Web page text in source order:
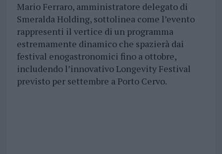
Mario Ferraro, amministratore delegato di
Smeralda Holding, sottolinea come l’evento
rappresenti il vertice di un programma
estremamente dinamico che spazierà dai
festival enogastronomici fino a ottobre,
includendo l’innovativo Longevity Festival
previsto per settembre a Porto Cervo.